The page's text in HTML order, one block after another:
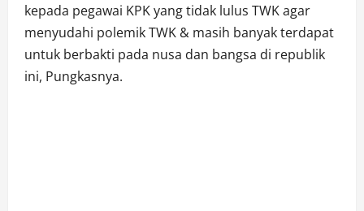
kepada pegawai KPK yang tidak lulus TWK agar
menyudahi polemik TWK & masih banyak terdapat
untuk berbakti pada nusa dan bangsa di republik
ini, Pungkasnya.